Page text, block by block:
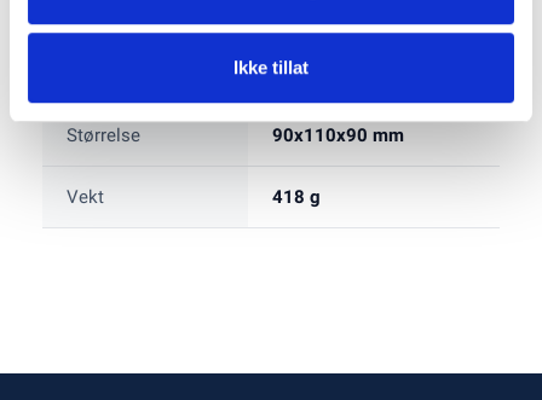
Ikke tillat
Spesifikasjon
Størrelse 90x110x90 mm
Vekt 418 g